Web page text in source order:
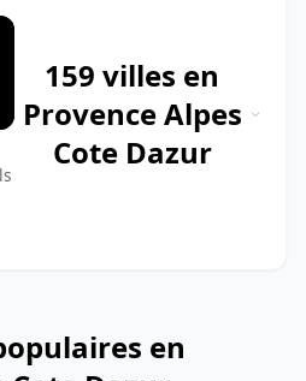
159 villes en
Provence Alpes
Cote Dazur
en